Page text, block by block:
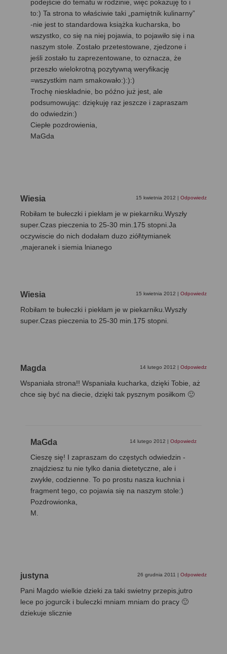
podejście do tematu w rodzinie, więc pokazuję to i
to:) Ta strona to właściwie taki „pamiętnik kulinarny”
-nie jest to standardowa książka kucharska, bo
wszystko, co się na niej pojawia, to pojawiło się i na
naszym stole. Zostało przetestowane, zjedzone i
jeśli zostało tu zaprezentowane, to oznacza, że
przeszło wielokrotną pozytywną weryfikację
=wszystkim nam smakowało:):):)
Trochę nieskładnie, bo późno już jest, ale
podsumowując: dziękuję raz jeszcze i zapraszam
do odwiedzin:)
Ciepłe pozdrowienia,
MaGda
Wiesia 15 kwietnia 2012 Odpowiedz
Robiłam te bułeczki i piekłam je w piekarniku.Wyszły
super.Czas pieczenia to 25-30 min.175 stopni.Ja
oczywiscie do nich dodałam duzo ziół\tymianek
,majeranek i siemia lnianego
Wiesia 15 kwietnia 2012 Odpowiedz
Robiłam te bułeczki i piekłam je w piekarniku.Wyszły
super.Czas pieczenia to 25-30 min.175 stopni.
Magda 14 lutego 2012 Odpowiedz
Wspaniała strona!! Wspaniała kucharka, dzięki Tobie, aż
chce się być na diecie, dzięki tak pysznym posiłkom 🙂
MaGda 14 lutego 2012 Odpowiedz
Cieszę się! I zapraszam do częstych odwiedzin -
znajdziesz tu nie tylko dania dietetyczne, ale i
zwykłe, codzienne. To po prostu nasza kuchnia i
fragment tego, co pojawia się na naszym stole:)
Pozdrowionka,
M.
justyna 26 grudnia 2011 Odpowiedz
Pani Magdo wielkie dzieki za taki swietny przepis,jutro
lece po jogurcik i buleczki mniam mniam do pracy 🙂
dziekuje slicznie